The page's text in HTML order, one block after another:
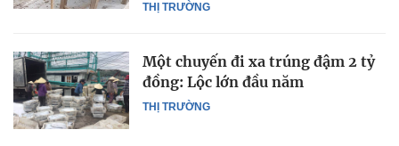
THỊ TRƯỜNG
THỊ TRƯỜNG
Một chuyến đi xa trúng đậm 2 tỷ
đồng: Lộc lớn đầu năm